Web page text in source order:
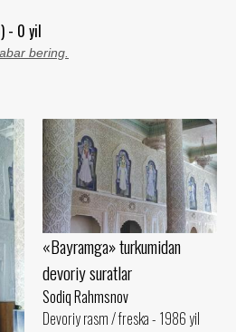
- 0 yil
bering.
«Bayramga» turkumidan
devoriy suratlar
Sodiq Rahmsnov
Devoriy rasm / freska - 1986 yil